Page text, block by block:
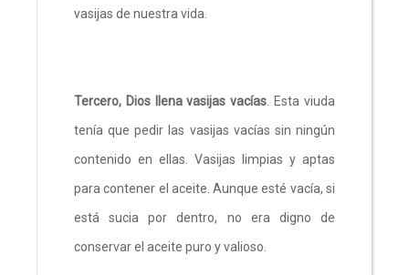
vasijas de nuestra vida.
Tercero, Dios llena vasijas vacías . Esta viuda
tenía que pedir las vasijas vacías sin ningún
contenido en ellas. Vasijas limpias y aptas
para contener el aceite. Aunque esté vacía, si
está sucia por dentro, no era digno de
conservar el aceite puro y valioso.